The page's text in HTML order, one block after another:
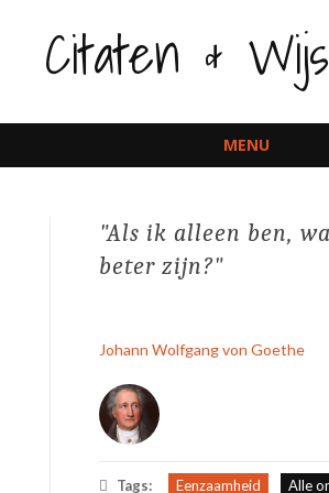
Citaten &
MENU
Als ik alleen ben,
beter zijn?
Johann Wolfgang von Goethe
Tags: Eenzaamheid Alle